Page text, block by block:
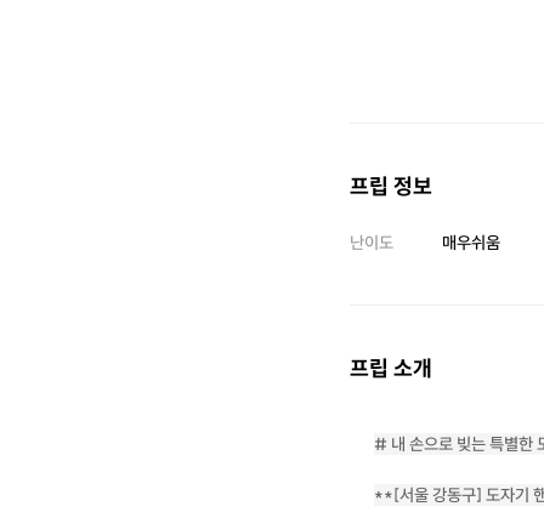
프립 정보
난이도 매우쉬움
프립 소개
# 내 손으로 빚는 특별한
**[서울 강동구] 도자기